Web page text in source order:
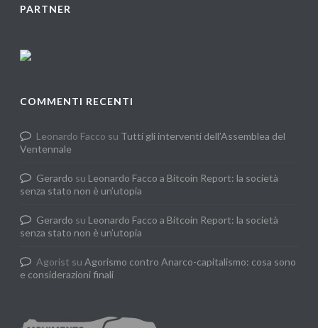
PARTNER
COMMENTI RECENTI
Leonardo Facco su Tutti gli interventi dell’Assemblea del
Ventennale
Gerardo su Leonardo Facco a Bitcoin Report: la società
senza stato non è un’utopia
Gerardo su Leonardo Facco a Bitcoin Report: la società
senza stato non è un’utopia
Agorist suAgorismo contro Anarco-capitalismo: cosa sono
e considerazioni finali